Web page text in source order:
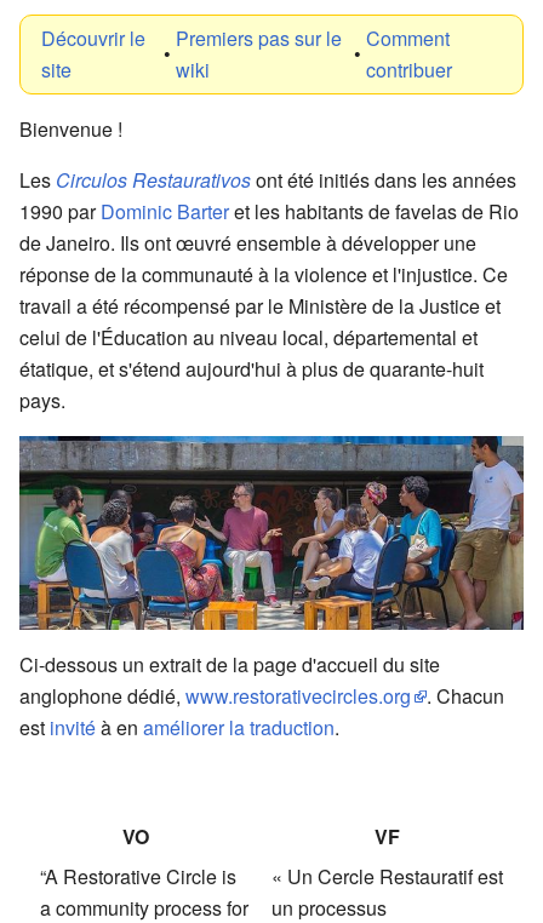
Découvrir le
site
•
Premiers pas sur le
wiki
•
Comment
contribuer
Bienvenue !
Les Circulos Restaurativosont été initiés dans les années
1990 parDominic Barteret les habitants de favelas de Rio
de Janeiro. Ils ont œuvré ensemble à développer une
réponse de la communauté à la violence et l'injustice. Ce
travail a été récompensé par le Ministère de la Justice et
celui de l'Éducation au niveau local, départemental et
étatique, et s'étend aujourd'hui à plus de quarante-huit
pays.
Ci-dessous un extrait de la page d'accueil du site
anglophone dédié, www.restorativecircles.org
. Chacun
est invitéà en améliorer la traduction.
VO
VF
“A Restorative Circle is
a community process for
« Un Cercle Restauratif est
un processus